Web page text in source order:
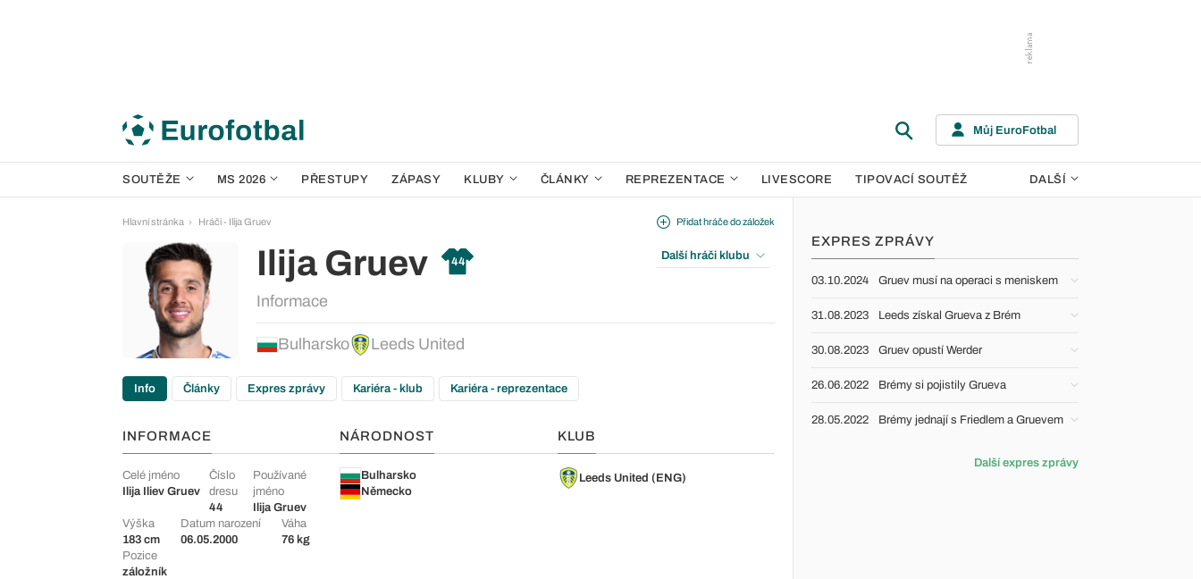
Můj EuroFotbal
SOUTĚŽE MS 2026 PŘESTUPY ZÁPASY KLUBY ČLÁNKY REPREZENTACE LIVESCORE TIPOVACÍ SOUTĚŽ DALŠÍ
Hlavní stránka Hráči - Ilija Gruev
Ilija Gruev 44
Informace
Bulharsko Leeds United
Přidat hráče do záložek
Další hráči klubu
Info Články Expres zprávy Kariéra - klub Kariéra - reprezentace
INFORMACE
Celé jméno
Ilija Iliev Gruev
Číslo
dresu
44
Používané
jméno
Ilija Gruev
Výška
183 cm
Datum narození
06.05.2000
Váha
76 kg
Pozice
záložník
NÁRODNOST
Bulharsko
Německo
KLUB
Leeds United (ENG)
EXPRES ZPRÁVY
03.10.2024 Gruev musí na operaci s meniskem
31.08.2023 Leeds získal Grueva z Brém
30.08.2023 Gruev opustí Werder
26.06.2022 Brémy si pojistily Grueva
28.05.2022 Brémy jednají s Friedlem a Gruevem
Další expres zprávy